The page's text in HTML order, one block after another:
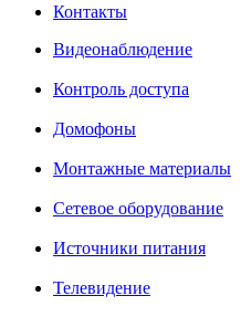
Контакты
Видеонаблюдение
Контроль доступа
Домофоны
Монтажные материалы
Сетевое оборудование
Источники питания
Телевидение